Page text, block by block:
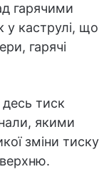
гарячими
каструлі, що
гарячі
тиск
якими
зміни тиску